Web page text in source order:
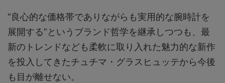
“良心的な価格帯でありながらも実用的な腕時計を
展開する”というブランド哲学を継承しつつも、最
新のトレンドなども柔軟に取り入れた魅力的な新作
を投入してきたチュチマ・グラスヒュッテから今後
も目が離せない。